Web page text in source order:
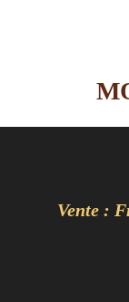
Vente :